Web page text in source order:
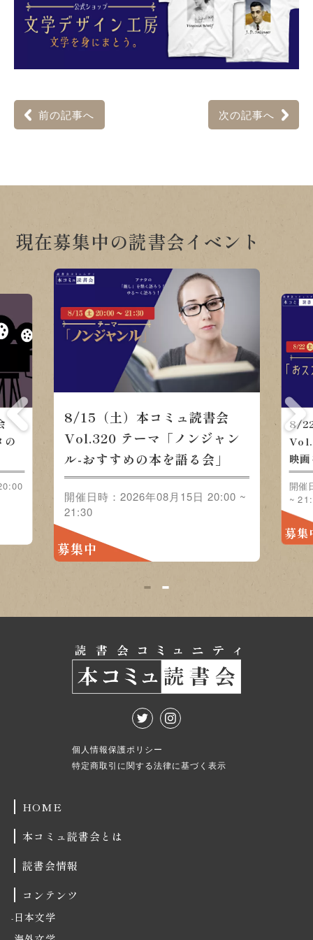
前の記事へ 次の記事へ
現在募集中の読書会イベント
会
ン
8/22（土）本コミュ読書会 Vol.321 テ
「おススメの映画をみんなで語ろう」
募集中
1 2
個人情報保護ポリシー
特定商取引に関する法律に基づく表示
HOME
本コミュ読書会とは
読書会情報
コンテンツ
日本文学